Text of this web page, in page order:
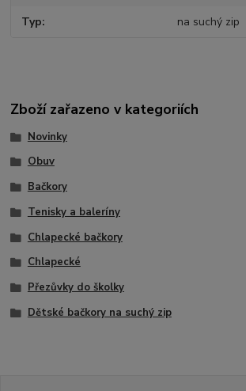
Typ na suchý zip
Zboží zařazeno v kategoriích
Novinky
Obuv
Bačkory
Tenisky a baleríny
Chlapecké bačkory
Chlapecké
Přezůvky do školky
Dětské bačkory na suchý zip